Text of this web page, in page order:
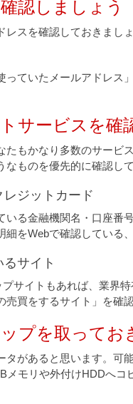
認しましょう
レスを確認しておきまし
っていたメールアドレ
サービスを確
たもかなり多数のサー
ものを優先的に確認し
ジットカード
る金融機関名・口座番
をWebで確認している
サイト
サイトもあれば、業界
買をするサイト」を確
プを取ってお
があると思います。可
メモリや外付けHDDへ